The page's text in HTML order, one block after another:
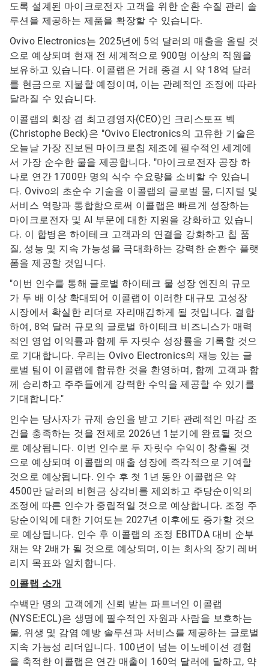
도록 설계된 마이크로전자 고객을 위한 순환 수질 관리 솔
루션을 제공하는 제품을 확장할 수 있습니다.
Ovivo Electronics는 2025년에 5억 달러의 매출을 올릴 것
으로 예상되며 현재 전 세계적으로 900명 이상의 직원을
보유하고 있습니다. 이콜랩은 거래 종결 시 약 1​​​​​​​8​​​​​​​억 달러
를 현금으로 지불할 예정이며, 이는 관례적인 조정에 따라
달라질 수 있습니다.
이콜랩의 회장 겸 최고경영자(CEO)인 크리스토프 벡
(Christophe Beck)은 "Ovivo Electronics의 고유한 기술은
오늘날 가장 진보된 마이크로칩 제조에 필수적인 세계에
서 가장 순수한 물을 제공합니다. "마이크로전자 공장 하
나로 연간 1700만 명의 식수 수요량을 소비할 수 있습니
다. Ovivo의 초순수 기술을 이콜랩의 글로벌 물, 디지털 및
서비스 역량과 통합함으로써 이콜랩은 빠르게 성장하는
마이크로전자 및 AI 부문에 대한 지원을 강화하고 있습니
다. 이 합병은 하이테크 고객과의 연결을 강화하고 칩 품
질, 성능 및 지속 가능성을 극대화하는 강력한 순환수 플랫
폼을 제공할 것입니다.
"이번 인수를 통해 글로벌 하이테크 물 성장 엔진의 규모
가 두 배 이상 확대되어 이콜랩이 이러한 대규모 고성장
시장에서 확실한 리더로 자리매김하게 될 것입니다. 결합
하여, 8억 달러 규모의 글로벌 하이테크 비즈니스가 매력
적인 영업 이익률과 함께 두 자릿수 성장률을 기록할 것으
로 기대합니다. 우리는 Ovivo Electronics의 재능 있는 글
로벌 팀이 이콜랩에 합류한 것을 환영하며, 함께 고객과 함
께 승리하고 주주들에게 강력한 수익을 제공할 수 있기를
기대합니다."
인수는 ​​​​​​​당사자가 규제 승인을 받고 기타 관례적인 마감 조
건을 충족하는 것을 전제로 2026년 1분기에 완료될 것으
로 예상됩니다. 이번 인수로 두 자릿수 수익이 창출될 것
으로 예상되며 이콜랩의 매출 성장에 즉각적으로 기여할
것으로 예상됩니다. 인수 후 첫 1년 동안 이콜랩은 약
4500만 달러의 비현금 상각비를 제외하고 주당순이익의
조정에 따른 인수가 중립적일 것으로 예상합니다​​​​​​​. 조정 주
당순이익에 대한 기여도는 2027년 이후에도 증가할 것으
로 예상됩니다. 인수 후 이콜랩의 조정 EBITDA 대비 순부
채는 약 2배가 될 것으로 예상되며, 이는 회사의 장기 레버
리지 목표와 일치합니다.
이콜랩 소개
수백만 명의 고객에게 신뢰 받는 파트너인 이콜랩
(NYSE:ECL)은 생명에 필수적인 자원과 사람을 보호하는
물, 위생 및 감염 예방 솔루션과 서비스를 제공하는 글로벌
지속 가능성 리더입니다. 100년이 넘는 이노베이션 경험
을 축적한 이콜랩은 연간 매출이 160억 달러에 달하고, 약